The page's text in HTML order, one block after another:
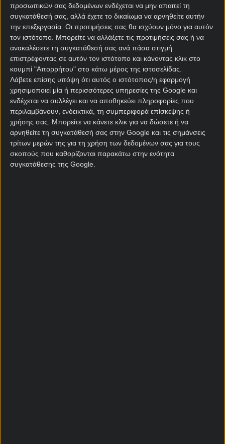
προσωπικών σας δεδομένων ενδέχεται να μην απαιτεί τη
συγκατάθεσή σας, αλλά έχετε το δικαίωμα να αρνηθείτε αυτήν
την επεξεργασία. Οι προτιμήσεις σας θα ισχύουν μόνο για αυτόν
τον ιστότοπο. Μπορείτε να αλλάξετε τις προτιμήσεις σας ή να
ανακαλέσετε τη συγκατάθεσή σας ανά πάσα στιγμή
επιστρέφοντας σε αυτόν τον ιστότοπο και κάνοντας κλικ στο
κουμπί "Απορρήτου" στο κάτω μέρος της ιστοσελίδας.
Λάβετε επίσης υπόψη ότι αυτός ο ιστότοπος/η εφαρμογή
χρησιμοποιεί μία ή περισσότερες υπηρεσίες της Google και
ενδέχεται να συλλέγει και να αποθηκεύει πληροφορίες που
περιλαμβάνουν, ενδεικτικά, τη συμπεριφορά επίσκεψης ή
χρήσης σας. Μπορείτε να κάνετε κλικ για να δώσετε ή να
αρνηθείτε τη συγκατάθεσή σας στην Google και τις σημάνσεις
τρίτων μερών της για τη χρήση των δεδομένων σας για τους
σκοπούς που καθορίζονται παρακάτω στην ενότητα
συγκατάθεσης της Google.
Κύρια Διοργάνωση
Σύνολο γκολ Σούπερ Καπ Σαουδικής Αραβίας
Κύρια Διοργάνωση
Ακριβές σύνολο γκολ Σούπερ Καπ Σαουδικής
Αραβίας
Κύρια Διοργάνωση
Γκολ A/Β Ημιχρόνου Σούπερ Καπ Σαουδικής